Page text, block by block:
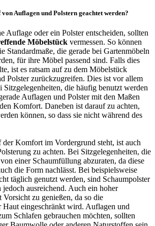
Auflagen und Polstern geachtet werden?
Auflage oder ein Polster entscheiden, sollten
Möbelstück vermessen. So können
Standardmaße, die gerade bei Gartenmöbeln
für ihre Möbel passend sind. Falls dies
ist es ratsam auf zu dem Möbelstück
Polster zurückzugreifen. Dies ist vor allem
Sitzgelegenheiten, die häufig benutzt werden
Auflagen und Polster mit den Maßen
Komfort. Daneben ist darauf zu achten,
können, so dass sie nicht während des
Komfort im Vordergrund steht, ist auch
zu achten. Bei Sitzgelegenheiten, die
einer Schaumfüllung abzuraten, da diese
die Form nachlässt. Bei beispielsweise
täglich genutzt werden, sind Schaumpolster
jedoch ausreichend. Auch ein hoher
Vorsicht zu genießen, da so die
eingeschränkt wird. Auflagen und
Schlafen gebrauchen möchten, sollten